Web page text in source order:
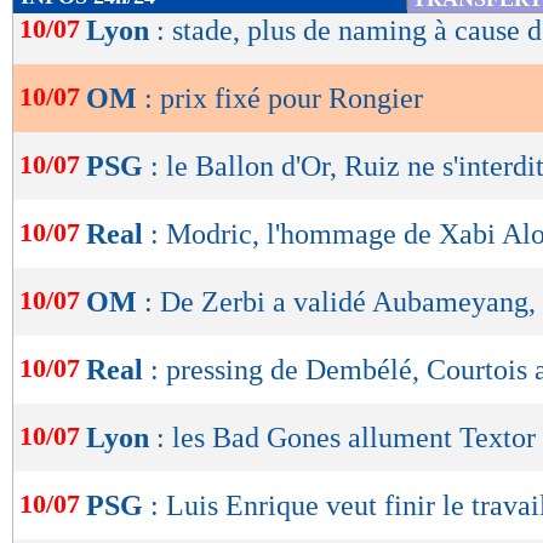
de
lecture
OK
10/07 Lyon : stade, plus de naming à cause
10/07 OM : prix fixé pour Rongier
10/07 PSG : le Ballon d'Or, Ruiz ne
10/07 Real : Modric, l'hommage de Xabi
10/07 OM : De Zerbi a validé Aubameyang,
10/07 Real : pressing de Dembélé, Courtois
10/07 Lyon : les Bad Gones allument Textor
10/07 PSG : Luis Enrique veut finir le